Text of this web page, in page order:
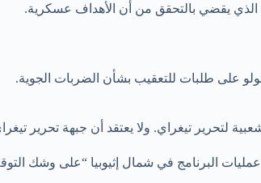
الذي يقضي بالتحقق من أن الأهداف عسكرية.
على طلبات للتعقيب بشأن الضربات الجوية.
البرنامج في شمال إثيوبيا “على وشك